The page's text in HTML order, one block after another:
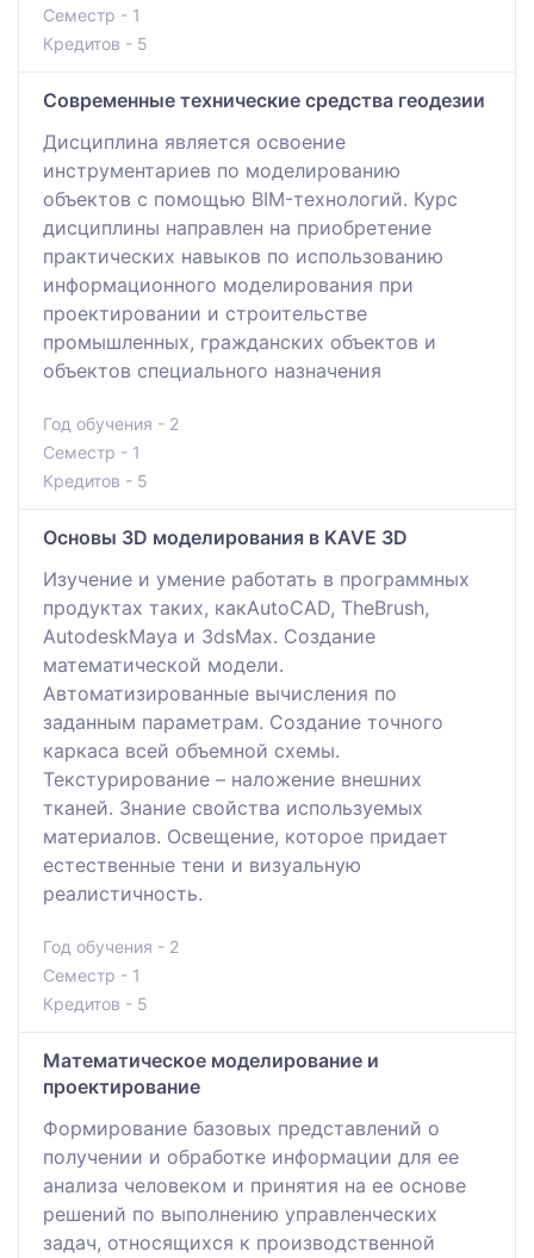
Семестр - 1
Кредитов - 5
Современные технические средства геодезии
Дисциплина является освоение
инструментариев по моделированию
объектов с помощью BIM-технологий. Курс
дисциплины направлен на приобретение
практических навыков по использованию
информационного моделирования при
проектировании и строительстве
промышленных, гражданских объектов и
объектов специального назначения
Год обучения - 2
Семестр - 1
Кредитов - 5
Основы 3D моделирования в KAVE 3D
Изучение и умение работать в программных
продуктах таких, какAutoCAD, TheBrush,
AutodeskMaya и 3dsMax. Создание
математической модели.
Автоматизированные вычисления по
заданным параметрам. Создание точного
каркаса всей объемной схемы.
Текстурирование – наложение внешних
тканей. Знание свойства используемых
материалов. Освещение, которое придает
естественные тени и визуальную
реалистичность.
Год обучения - 2
Семестр - 1
Кредитов - 5
Математическое моделирование и
проектирование
Формирование базовых представлений о
получении и обработке информации для ее
анализа человеком и принятия на ее основе
решений по выполнению управленческих
задач, относящихся к производственной